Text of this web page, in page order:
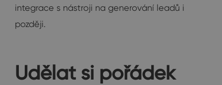
integrace s nástroji na generování leadů i
později.
Udělat si pořádek